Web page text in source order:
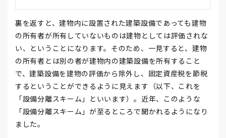
裏を返すと、建物内に設置された建築設備であっても建物
の所有者が所有していないものは建物としては評価されな
い、ということになります。そのため、一見すると、建物
の所有者とは別の者が建物内の建築設備を所有すること
で、建築設備を建物の評価から除外し、固定資産税を節税
するということができるように見えます（以下、これを
「設備分離スキーム」といいます）。近年、このような
「設備分離スキーム」が至るところで聞かれるようになり
ました。